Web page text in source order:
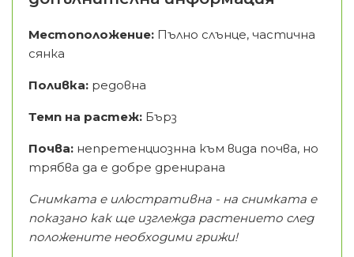
Местоположение: Пълно слънце, частична
сянка
Поливка: редовна
Темп на растеж: Бърз
Почва: непретенциознна към вида почва, но
трябва да е добре дренирана
Снимката е илюстративна - на снимката е
показано как ще изглежда растението след
положените необходими грижи!